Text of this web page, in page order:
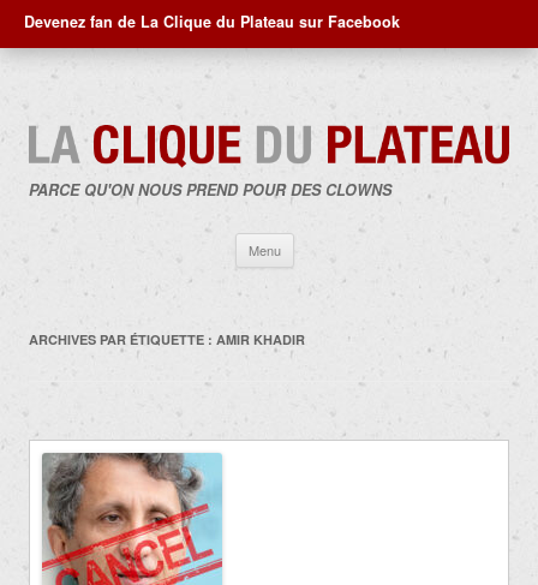
Devenez fan de La Clique du Plateau sur Facebook
PARCE QU'ON NOUS PREND POUR DES CLOWNS
Menu
contenu
ARCHIVES PAR ÉTIQUETTE : AMIR KHADIR